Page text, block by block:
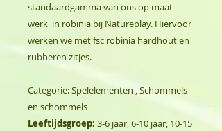
standaardgamma van ons op maat
werk in robinia bij Natureplay. Hiervoor
werken we met fsc robinia hardhout en
rubberen zitjes.
Categorie: Spelelementen , Schommels
en schommels
Leeftijdsgroep: 3-6 jaar, 6-10 jaar, 10-15